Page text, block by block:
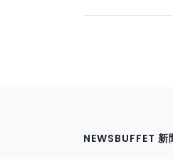
NEWSBUFFET